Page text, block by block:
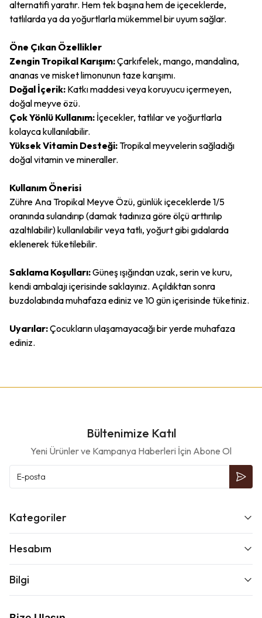
alternatifi yaratır. Hem tek başına hem de içeceklerde,
tatlılarda ya da yoğurtlarla mükemmel bir uyum sağlar.
Öne Çıkan Özellikler
Zengin Tropikal Karışım:Çarkıfelek, mango, mandalina,
ananas ve misket limonunun taze karışımı.
Doğal İçerik: Katkı maddesi veya koruyucu içermeyen,
doğal meyve özü.
Çok Yönlü Kullanım: İçecekler, tatlılar ve yoğurtlarla
kolayca kullanılabilir.
Yüksek Vitamin Desteği:Tropikal meyvelerin sağladığı
doğal vitamin ve mineraller.
Kullanım Önerisi
Zühre Ana Tropikal Meyve Özü, günlük içeceklerde 1/5
oranında sulandırıp (damak tadınıza göre ölçü arttırılıp
azaltılabilir) kullanılabilir veya tatlı, yoğurt gibi gıdalarda
eklenerek tüketilebilir.
Saklama Koşulları:Güneş ışığından uzak, serin ve kuru,
kendi ambalajı içerisinde saklayınız. Açıldıktan sonra
buzdolabında muhafaza ediniz ve 10 gün içerisinde tüketiniz.
Uyarılar:Çocukların ulaşamayacağı bir yerde muhafaza
ediniz.
Bültenimize Katıl
Yeni Ürünler ve Kampanya Haberleri İçin Abone Ol
Kategoriler
Hesabım
Bilgi